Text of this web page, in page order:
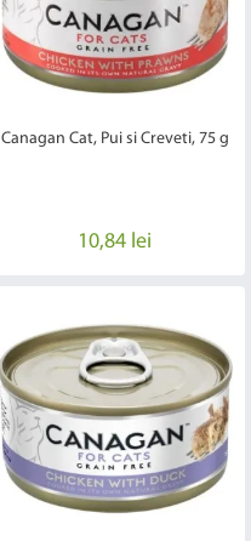
Canagan Cat, Pui si Creveti, 75 g
10,84 lei